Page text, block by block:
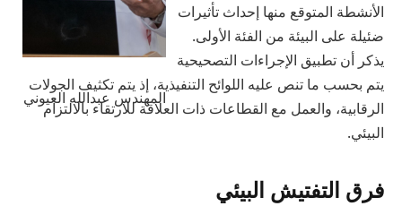
المهندس عبدالله العيوني
الأنشطة المتوقع منها إحداث تأثيرات
ضئيلة على البيئة من الفئة الأولى.
يذكر أن تطبيق الإجراءات التصحيحية
يتم بحسب ما تنص عليه اللوائح التنفيذية، إذ يتم تكثيف الجولات
الرقابية، والعمل مع القطاعات ذات العلاقة للارتقاء بالالتزام
البيئي.
فرق التفتيش البيئي